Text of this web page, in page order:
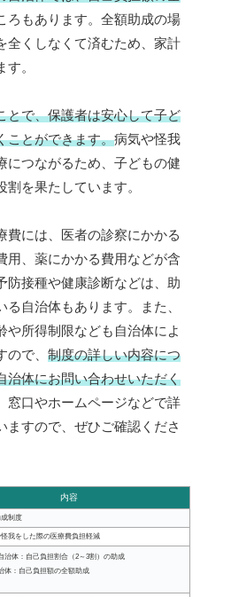
ろもあります。全額助成の場
全くしなくて済むため、家計
。
とで、保護者は安心して子ど
ことができます。病気や怪我
につながるため、子どもの健
を果たしています。
費には、医者の診察にかかる
用、薬にかかる費用などが含
防接種や健康診断などは、助
る自治体もあります。また、
や所得制限なども自治体によ
で、 制度の詳しい内容につ
治体にお問い合わせいただく
窓口やホームページなどで詳
ますので、ぜひご確認くださ
内容
制度
我をした際の医療費負担軽減
治体：自己負担割合（2～3割）の助成
体：自己負担額の全額助成